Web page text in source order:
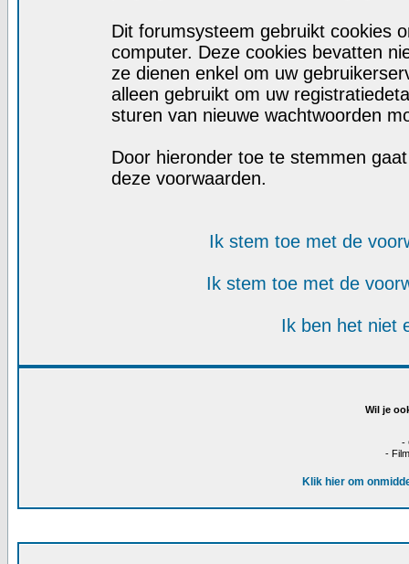
Dit forumsysteem gebruikt cookies
computer. Deze cookies bevatten
ze dienen enkel om uw
alleen gebruikt om uw
sturen van nieuwe wachtwoorden
Door hieronder toe te stemmen
deze voorwaarden.
Ik stem toe met de
Ik stem toe met de
Ik ben het niet
Wil je
-
-
Klik hier om